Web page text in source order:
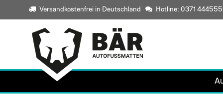
Versandkostenfrei in Deutschland Hotline: 0371